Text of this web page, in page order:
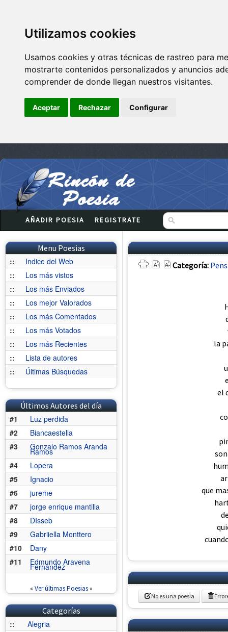
Utilizamos cookies
Usamos cookies y otras técnicas de rastreo para
mostrarte contenidos personalizados y anuncios
comprender de donde llegan nuestros visitantes.
Aceptar Rechazar Configurar
AÑADIR POESIA REGISTRATE
Menu Poesias
::
Indice del Web
::
Los más vistos
::
Los más Enviados
::
Los mejor Valorados
::
Los más Comentados
::
Los más Votados
::
Los más Recientes
::
Lista de autores
::
Últimas Búsquedas
Últimos Autores del día
#1
Luz perdida
#2
Biancaestella
#3
Gonzalo Ramos Aranda
Ramos
#4
Lopera
#5
Ignacio
#6
jureme
#7
jorge enrique mantilla
#8
DIsseb
#9
Gabriiella Monttero
#10
Dany
#11
Edmundo Aravena
Fernández
« Ver últimas Poesias»
Categorías
::
Alegria
Categoría:
la
el
que
No es una poesia